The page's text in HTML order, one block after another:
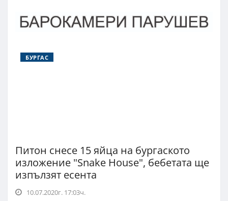
БУРГАС
Питон снесе 15 яйца на бургаското
изложение "Snake House", бебетата ще
изпълзят есента
10.07.2020г. 17:03ч.